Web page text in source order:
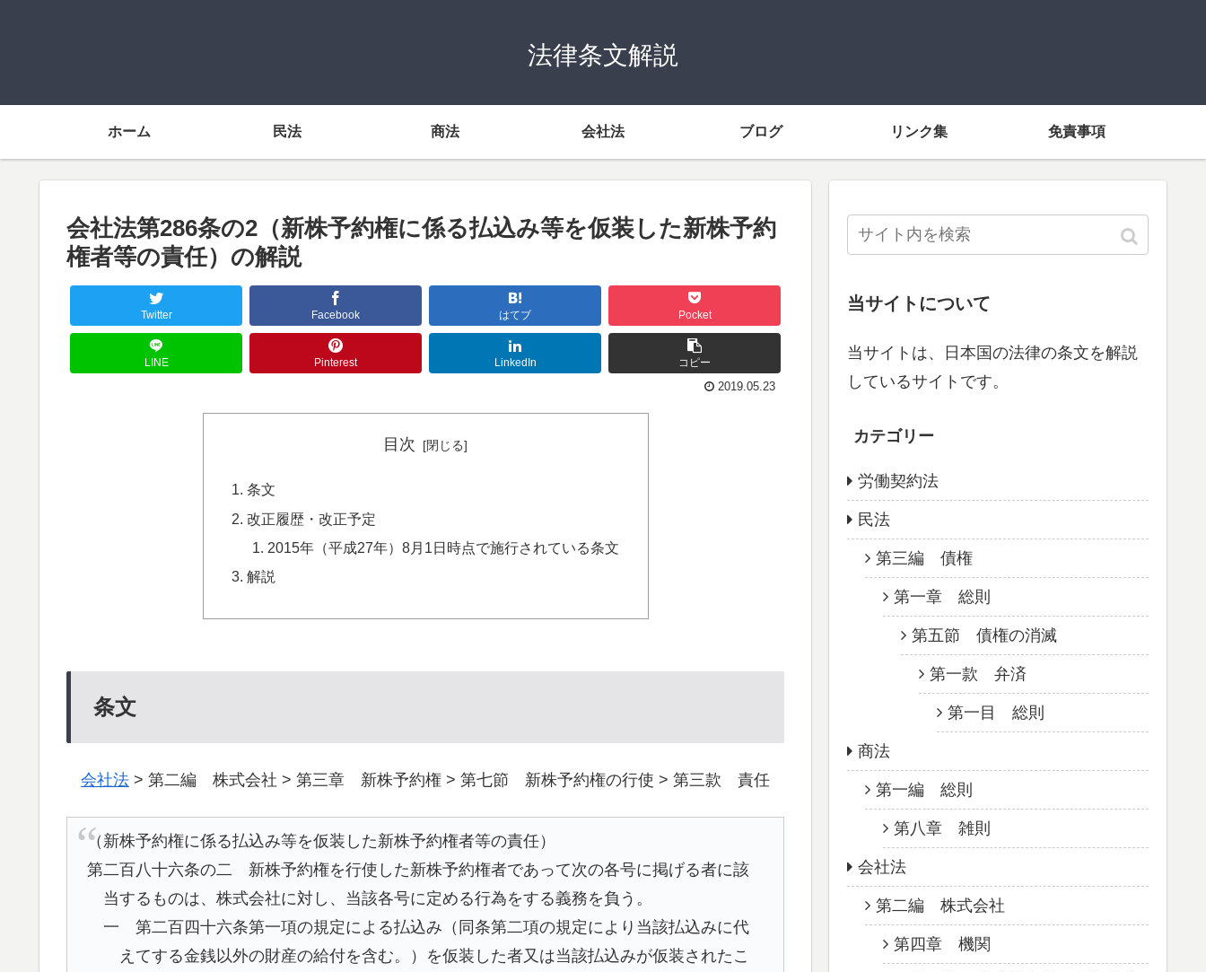
法律条文解説
ホーム 民法 商法 会社法 ブログ リンク集 免責事項
会社法第286条の2（新株予約権に係る払込み等を仮装した新株予約
権者等の責任）の解説
Twitter Facebook はてブ Pocket
LINE Pinterest LinkedIn
コピー
2019.05.23
目次
条文
改正履歴・改正予定
2015年（平成27年）8月1日時点で施行されている条文
解説
条文
会社法 > 第二編 株式会社 > 第三章 新株予約権 > 第七節 新株予約権の行使 > 第三款 責任
（新株予約権に係る払込み等を仮装した新株予約権者等の責任）
第二百八十六条の二 新株予約権を行使した新株予約権者であって次の各号に掲げる者に該
当するものは、株式会社に対し、当該各号に定める行為をする義務を負う。
一 第二百四十六条第一項の規定による払込み（同条第二項の規定により当該払込みに代
えてする金銭以外の財産の給付を含む。）を仮装した者又は当該払込みが仮装されたこ
当サイトについて
当サイトは、日本国の法律の条文を解説
しているサイトです。
カテゴリー
労働契約法
民法
第三編 債権
第一章 総則
第五節 債権の消滅
第一款 弁済
第一目 総則
商法
第一編 総則
第八章 雑則
会社法
第二編 株式会社
第四章 機関